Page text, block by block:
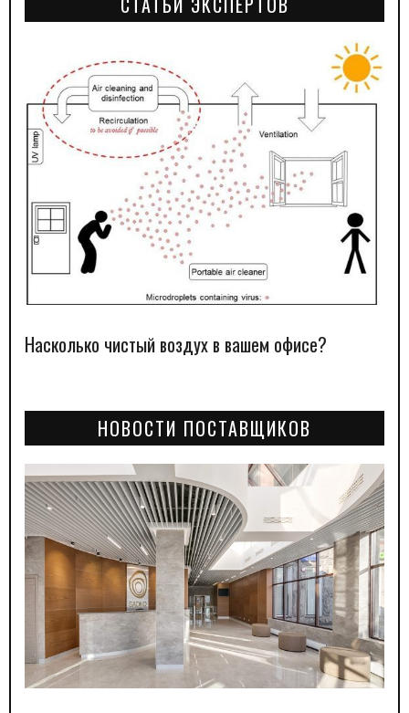
Насколько чистый воздух в вашем офисе?
НОВОСТИ ПОСТАВЩИКОВ